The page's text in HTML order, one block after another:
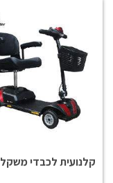
קלנועית לכבדי משקל